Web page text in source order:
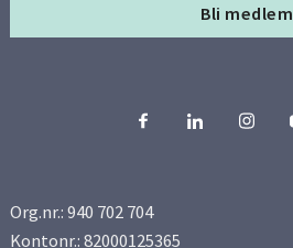
Side 15
Bli medlem
Org.nr.: 940 702 704
Kontonr.: 82000125365